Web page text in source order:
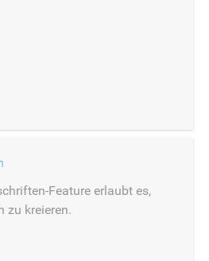
Feature erlaubt es,
zu kreieren.